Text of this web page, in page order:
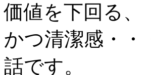
価値を下回る、
かつ清潔感・
話です。